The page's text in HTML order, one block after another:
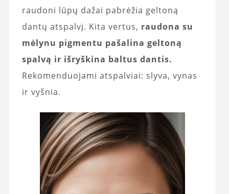
raudoni lūpų dažai pabrėžia geltoną
dantų atspalvį. Kita vertus, raudona su
mėlynu pigmentu pašalina geltoną
spalvą ir išryškina baltus dantis.
Rekomenduojami atspalviai: slyva, vynas
ir vyšnia.